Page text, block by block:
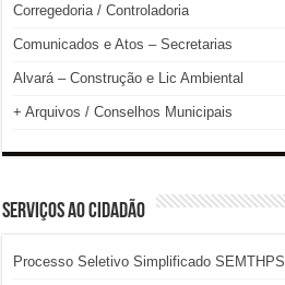
Corregedoria / Controladoria
Comunicados e Atos – Secretarias
Alvará – Construção e Lic Ambiental
+ Arquivos / Conselhos Municipais
SERVIÇOS AO CIDADÃO
Processo Seletivo Simplificado SEMTHPS